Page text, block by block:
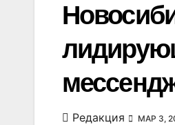
Редакция МАР 3,